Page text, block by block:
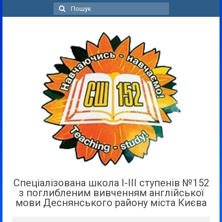
Пошук
для:
Спеціалізована школа І-ІІІ ступенів №152
з поглибленим вивченням англійської
мови Деснянського району міста Києва